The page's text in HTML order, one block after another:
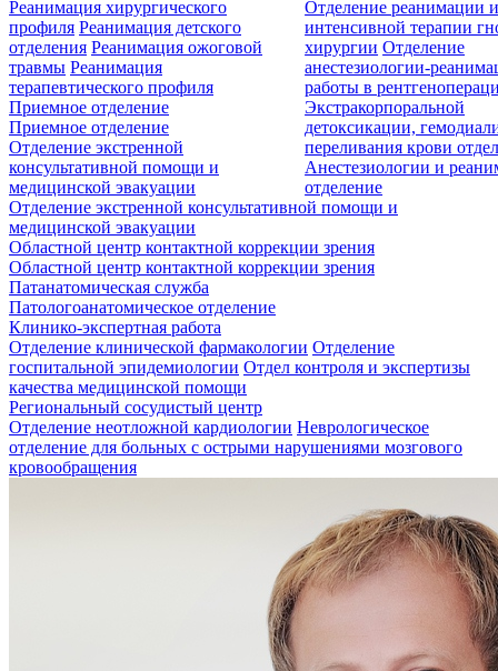
Реанимация хирургического
профиля Реанимация детского
отделения Реанимация ожоговой
травмы Реанимация
терапевтического профиля
Отделение реанимации
интенсивной терапии
хирургии Отделение
анестезиологии-
работы в
Экстракорпоральной
детоксикации,
переливания крови
Анестезиологии и
отделение
Приемное отделение
Приемное отделение
Отделение экстренной
консультативной помощи и
медицинской эвакуации
Отделение экстренной консультативной помощи и
медицинской эвакуации
Областной центр контактной коррекции зрения
Областной центр контактной коррекции зрения
Патанатомическая служба
Патологоанатомическое отделение
Клинико-экспертная работа
Отделение клинической фармакологии Отделение
госпитальной эпидемиологии Отдел контроля и экспертизы
качества медицинской помощи
Региональный сосудистый центр
Отделение неотложной кардиологии Неврологическое
отделение для больных с острыми нарушениями мозгового
кровообращения